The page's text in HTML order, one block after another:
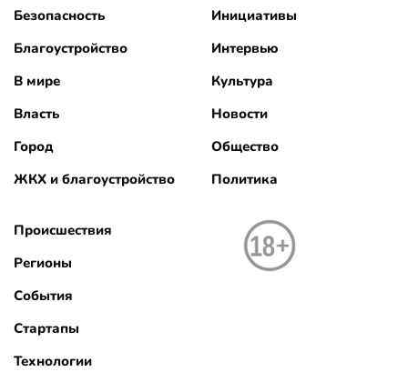
Безопасность
Благоустройство
В мире
Власть
Город
ЖКХ и благоустройство
Инициативы
Интервью
Культура
Новости
Общество
Политика
Происшествия
Регионы
События
Стартапы
Технологии